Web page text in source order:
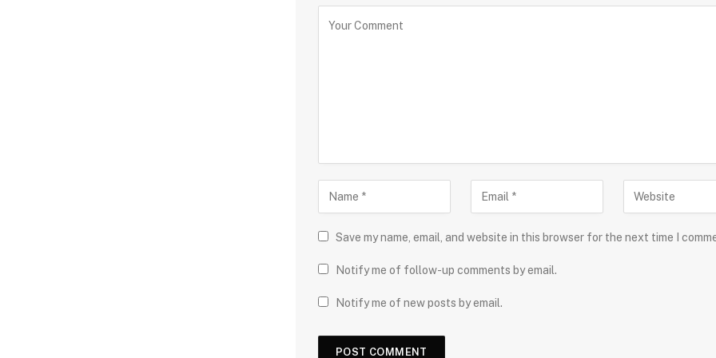
Save my name, email, and website in this browser for the next time I
Notify me of follow-up comments by email.
Notify me of new posts by email.